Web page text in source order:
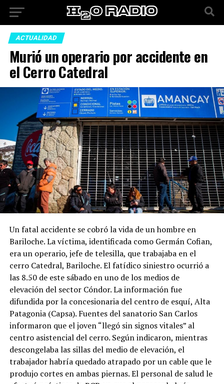
ACTUALIDAD
Murió un operario por accidente en
el Cerro Catedral
Un fatal accidente se cobró la vida de un hombre en
Bariloche. La víctima, identificada como Germán Cofian,
era un operario, jefe de telesilla, que trabajaba en el
cerro Catedral, Bariloche. El fatídico siniestro ocurrió a
las 8.50 de este sábado en uno de los medios de
elevación del sector Cóndor. La información fue
difundida por la concesionaria del centro de esquí, Alta
Patagonia (Capsa). Fuentes del sanatorio San Carlos
informaron que el joven “llegó sin signos vitales” al
centro asistencial del cerro. Según indicaron, mientras
descongelaba las sillas del medio de elevación, el
trabajador habría quedado atrapado por un cable que le
produjo cortes en ambas piernas. El personal de salud le